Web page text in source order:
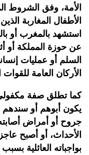
الأمة، وفق الشروط
الأطفال المغاربة
استشهد بالمغرب أو
عن حوزة المملكة أو
السلم أو عمليات
الأركان العامة
كما تطلق صفة مكفولي
يكون أبوهم أو
جروح أو أمراض
الأحداث، أو أصبح
بواجباته العائلية